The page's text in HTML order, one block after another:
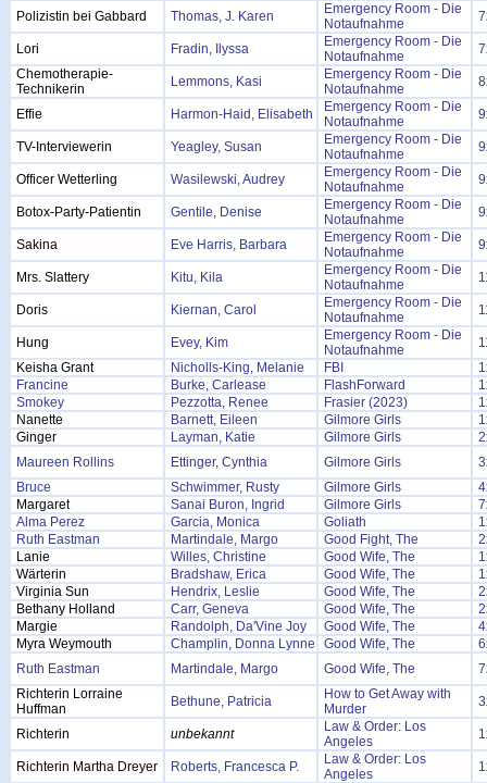
Polizistin bei Gabbard Thomas, J. Karen
Emergency Room - Die
Notaufnahme
Lori Fradin, Ilyssa
Emergency Room - Die
Notaufnahme
Chemotherapie-
Technikerin
Lemmons, Kasi
Emergency Room - Die
Notaufnahme
Effie Harmon-Haid, Elisabeth
Emergency Room - Die
Notaufnahme
TV-Interviewerin Yeagley, Susan
Emergency Room - Die
Notaufnahme
Officer Wetterling Wasilewski, Audrey
Emergency Room - Die
Notaufnahme
Botox-Party-Patientin Gentile, Denise
Emergency Room - Die
Notaufnahme
Sakina Eve Harris, Barbara
Emergency Room - Die
Notaufnahme
Mrs. Slattery Kitu, Kila
Emergency Room - Die
Notaufnahme
Doris Kiernan, Carol
Emergency Room - Die
Notaufnahme
Hung Evey, Kim
Emergency Room - Die
Notaufnahme
Keisha Grant
Nicholls-King, Melanie FBI
Francine
Burke, Carlease FlashForward
Smokey
Pezzotta, Renee Frasier (2023)
Nanette
Barnett, Eileen Gilmore Girls
Ginger
Layman, Katie Gilmore Girls
Maureen Rollins
Ettinger, Cynthia Gilmore Girls
Bruce
Schwimmer, Rusty Gilmore Girls
Margaret
Sanai Buron, Ingrid Gilmore Girls
Alma Perez
Garcia, Monica Goliath
Ruth Eastman
Martindale, Margo Good Fight, The
Lanie
Willes, Christine Good Wife, The
Wärterin
Bradshaw, Erica Good Wife, The
Virginia Sun
Hendrix, Leslie Good Wife, The
Bethany Holland
Carr, Geneva Good Wife, The
Margie
Randolph, Da'Vine Joy Good Wife, The
Myra Weymouth
Champlin, Donna Lynne Good Wife, The
Ruth Eastman
Martindale, Margo Good Wife, The
Richterin Lorraine
Huffman
Bethune, Patricia
How to Get Away with
Murder
Richterin unbekannt
Law & Order: Los
Angeles
Richterin Martha Dreyer Roberts, Francesca P.
Law & Order: Los
Angeles